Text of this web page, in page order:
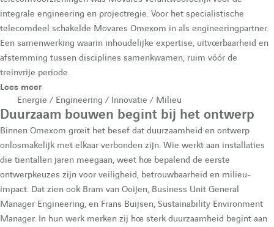
d
e
O
e
x
o
m
N
L
e
O
m
o
m
N
L
N
m
u
a
i
r
integrale engineering en projectregie. Voor het specialistische
telecomdeel schakelde Movares Omexom in als engineeringpartner.
Een samenwerking waarin inhoudelijke expertise, uitvoerbaarheid en
afstemming tussen disciplines samenkwamen, ruim vóór de
treinvrije periode.
Lees meer
Energie / Engineering / Innovatie / Milieu
Duurzaam bouwen begint bij het ontwerp
Binnen Omexom groeit het besef dat duurzaamheid en ontwerp
onlosmakelijk met elkaar verbonden zijn. Wie werkt aan installaties
die tientallen jaren meegaan, weet hoe bepalend de eerste
ontwerpkeuzes zijn voor veiligheid, betrouwbaarheid en milieu-
impact. Dat zien ook Bram van Ooijen, Business Unit General
Manager Engineering, en Frans Buijsen, Sustainability Environment
Manager. In hun werk merken zij hoe sterk duurzaamheid begint aan